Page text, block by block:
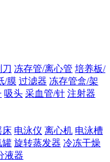
冻存管/离心管 培养板/
/膜 过滤器 冻存管盒/架
吸头 采血管/针 注射器
床 电泳仪 离心机 电泳槽
罐 旋转蒸发器 冷冻干燥
液器